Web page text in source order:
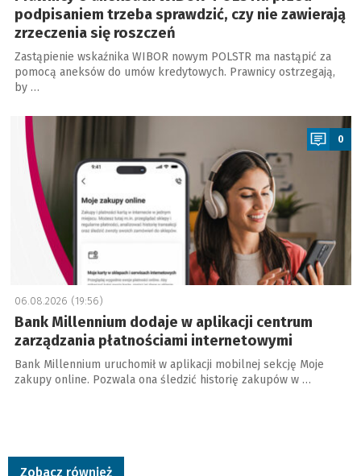
podpisaniem trzeba sprawdzić, czy nie zawierają
zrzeczenia się roszczeń
Zastąpienie wskaźnika WIBOR nowym POLSTR ma nastąpić za
pomocą aneksów do umów kredytowych. Prawnicy ostrzegają,
by …
0
06.08.2026 (19:56)
Bank Millennium dodaje w aplikacji centrum
zarządzania płatnościami internetowymi
Bank Millennium uruchomił w aplikacji mobilnej sekcję Moje
zakupy online. Pozwala ona śledzić historię zakupów w …
Zobacz również